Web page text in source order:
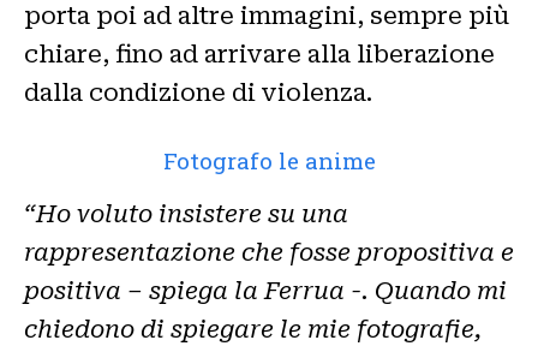
porta poi ad altre immagini, sempre più
chiare, fino ad arrivare alla liberazione
dalla condizione di violenza.
Fotografo le anime
“Ho voluto insistere su una
rappresentazione che fosse propositiva e
positiva – spiega la Ferrua -. Quando mi
chiedono di spiegare le mie fotografie,